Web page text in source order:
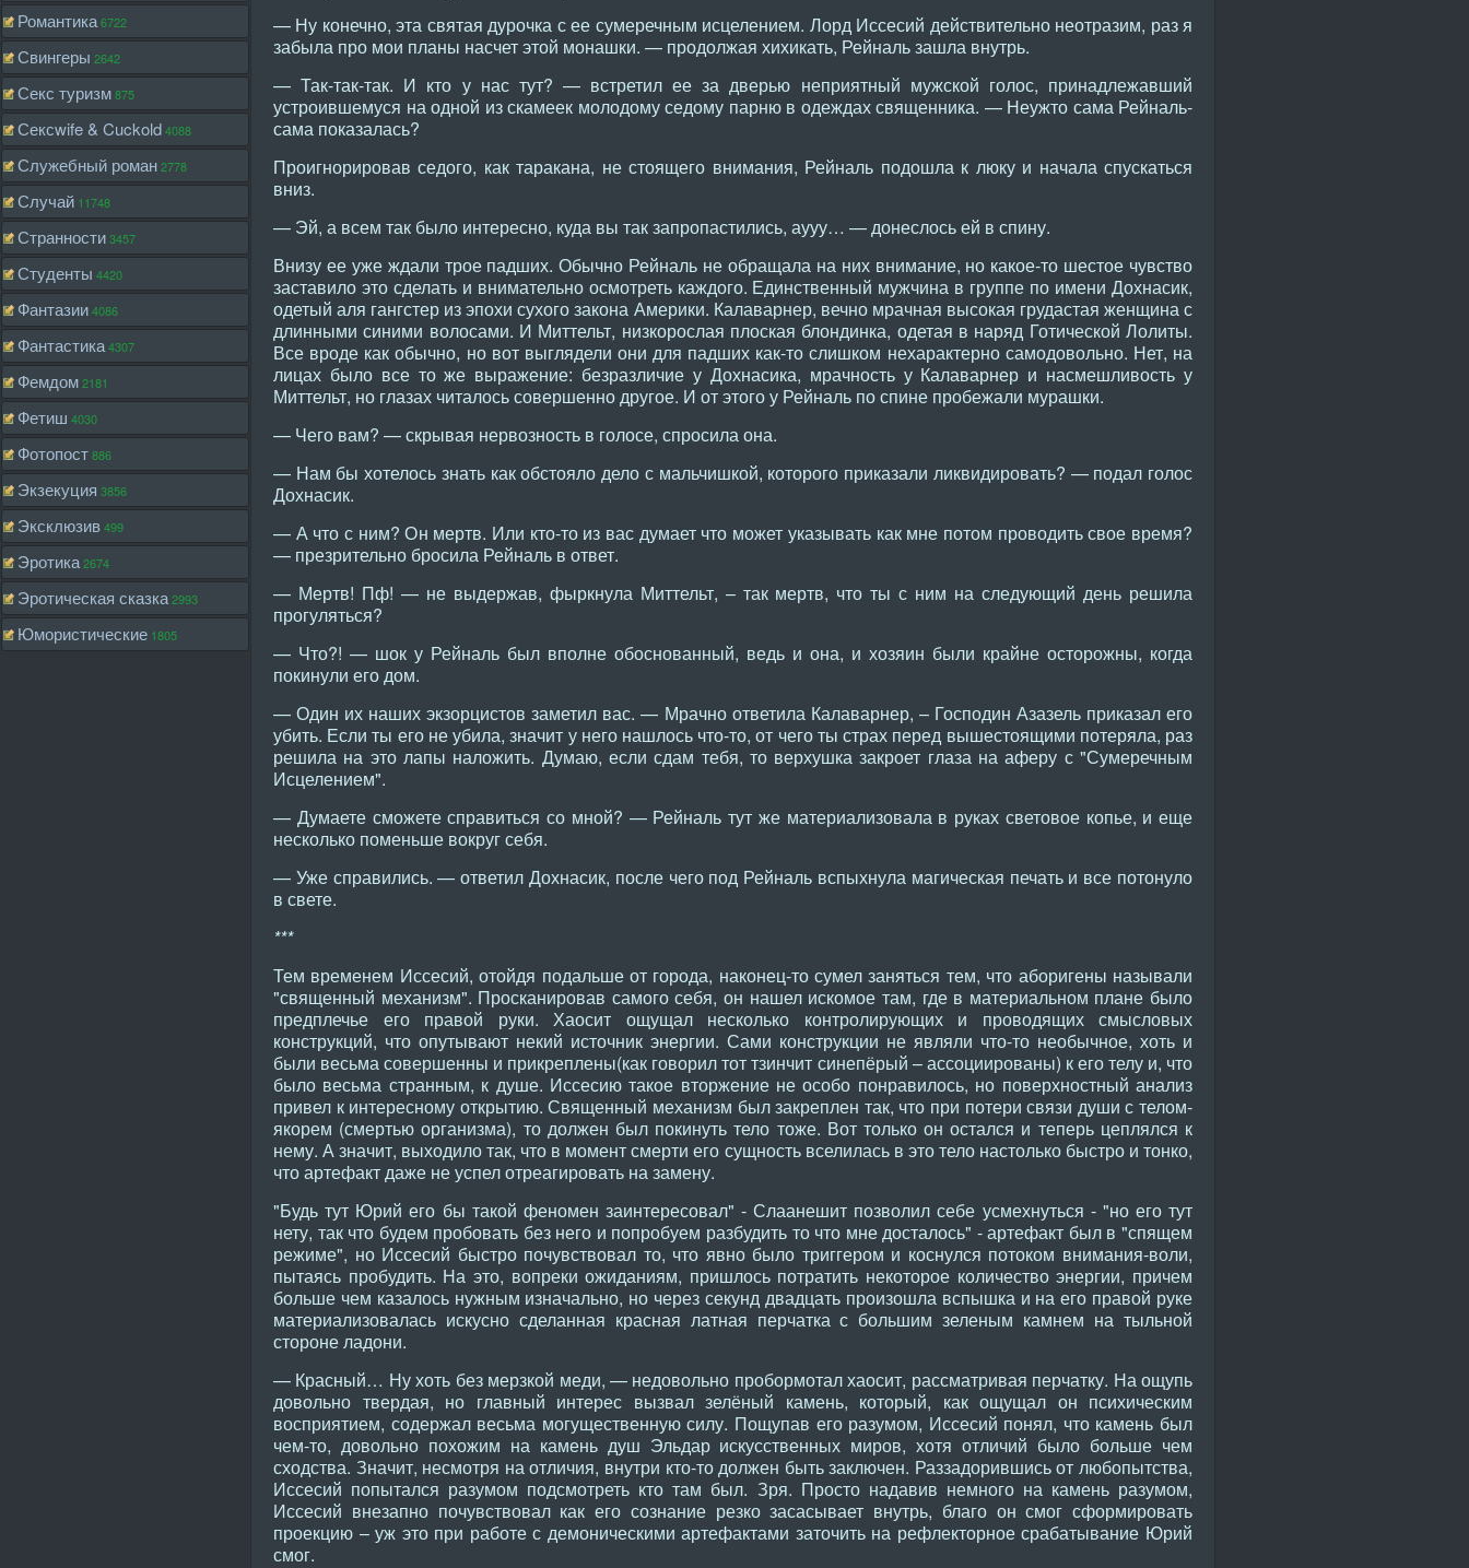
Романтика6722
Свингеры 2642
Секс туризм875
Сексwife & Cuckold4088
Служебный роман2778
Случай 11748
Странности3457
Студенты 4420
Фантазии4086
Фантастика4307
Фемдом2181
Фетиш 4030
Фотопост886
Экзекуция 3856
Эксклюзив499
Эротика2674
Эротическая сказка2993
Юмористические 1805
— Ну конечно, эта святая дурочка с ее сумеречным исцелением. Лорд Иссесий действительно неотразим, раз я
забыла про мои планы насчет этой монашки. — продолжая хихикать, Рейналь зашла внутрь.
— Так-так-так. И кто у нас тут? — встретил ее за дверью неприятный мужской голос, принадлежавший
устроившемуся на одной из скамеек молодому седому парню в одеждах священника. — Неужто сама Рейналь-
сама показалась?
Проигнорировав седого, как таракана, не стоящего внимания, Рейналь подошла к люку и начала спускаться
вниз.
— Эй, а всем так было интересно, куда вы так запропастились, аууу… — донеслось ей в спину.
Внизу ее уже ждали трое падших. Обычно Рейналь не обращала на них внимание, но какое-то шестое чувство
заставило это сделать и внимательно осмотреть каждого. Единственный мужчина в группе по имени Дохнасик,
одетый аля гангстер из эпохи сухого закона Америки. Калаварнер, вечно мрачная высокая грудастая женщина с
длинными синими волосами. И Миттельт, низкорослая плоская блондинка, одетая в наряд Готической Лолиты.
Все вроде как обычно, но вот выглядели они для падших как-то слишком нехарактерно самодовольно. Нет, на
лицах было все то же выражение: безразличие у Дохнасика, мрачность у Калаварнер и насмешливость у
Миттельт, но глазах читалось совершенно другое. И от этого у Рейналь по спине пробежали мурашки.
— Чего вам? — скрывая нервозность в голосе, спросила она.
— Нам бы хотелось знать как обстояло дело с мальчишкой, которого приказали ликвидировать? — подал голос
Дохнасик.
— А что с ним? Он мертв. Или кто-то из вас думает что может указывать как мне потом проводить свое время?
— презрительно бросила Рейналь в ответ.
— Мертв! Пф! — не выдержав, фыркнула Миттельт, – так мертв, что ты с ним на следующий день решила
прогуляться?
— Что?! — шок у Рейналь был вполне обоснованный, ведь и она, и хозяин были крайне осторожны, когда
покинули его дом.
— Один их наших экзорцистов заметил вас. — Мрачно ответила Калаварнер, – Господин Азазель приказал его
убить. Если ты его не убила, значит у него нашлось что-то, от чего ты страх перед вышестоящими потеряла, раз
решила на это лапы наложить. Думаю, если сдам тебя, то верхушка закроет глаза на аферу с "Сумеречным
Исцелением".
— Думаете сможете справиться со мной? — Рейналь тут же материализовала в руках световое копье, и еще
несколько поменьше вокруг себя.
— Уже справились. — ответил Дохнасик, после чего под Рейналь вспыхнула магическая печать и все потонуло
в свете.
***
Тем временем Иссесий, отойдя подальше от города, наконец-то сумел заняться тем, что аборигены называли
"священный механизм". Просканировав самого себя, он нашел искомое там, где в материальном плане было
предплечье его правой руки. Хаосит ощущал несколько контролирующих и проводящих смысловых
конструкций, что опутывают некий источник энергии. Сами конструкции не являли что-то необычное, хоть и
были весьма совершенны и прикреплены(как говорил тот тзинчит синепёрый – ассоциированы) к его телу и, что
было весьма странным, к душе. Иссесию такое вторжение не особо понравилось, но поверхностный анализ
привел к интересному открытию. Священный механизм был закреплен так, что при потери связи души с телом-
якорем (смертью организма), то должен был покинуть тело тоже. Вот только он остался и теперь цеплялся к
нему. А значит, выходило так, что в момент смерти его сущность вселилась в это тело настолько быстро и тонко,
что артефакт даже не успел отреагировать на замену.
"Будь тут Юрий его бы такой феномен заинтересовал" - Слаанешит позволил себе усмехнуться - "но его тут
нету, так что будем пробовать без него и попробуем разбудить то что мне досталось" - артефакт был в "спящем
режиме", но Иссесий быстро почувствовал то, что явно было триггером и коснулся потоком внимания-воли,
пытаясь пробудить. На это, вопреки ожиданиям, пришлось потратить некоторое количество энергии, причем
больше чем казалось нужным изначально, но через секунд двадцать произошла вспышка и на его правой руке
материализовалась искусно сделанная красная латная перчатка с большим зеленым камнем на тыльной
стороне ладони.
— Красный… Ну хоть без мерзкой меди, — недовольно пробормотал хаосит, рассматривая перчатку. На ощупь
довольно твердая, но главный интерес вызвал зелёный камень, который, как ощущал он психическим
восприятием, содержал весьма могущественную силу. Пощупав его разумом, Иссесий понял, что камень был
чем-то, довольно похожим на камень душ Эльдар искусственных миров, хотя отличий было больше чем
сходства. Значит, несмотря на отличия, внутри кто-то должен быть заключен. Раззадорившись от любопытства,
Иссесий попытался разумом подсмотреть кто там был. Зря. Просто надавив немного на камень разумом,
Иссесий внезапно почувствовал как его сознание резко засасывает внутрь, благо он смог сформировать
проекцию – уж это при работе с демоническими артефактами заточить на рефлекторное срабатывание Юрий
смог.